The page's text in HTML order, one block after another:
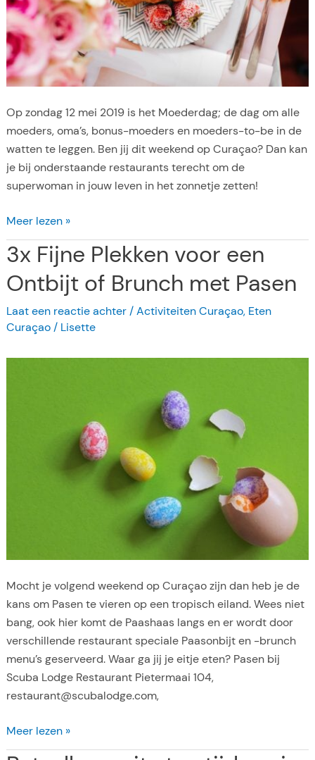
a
c
a
o
Op zondag 12 mei 2019 is het Moederdag; de dag om alle
moeders, oma’s, bonus-moeders en moeders-to-be in de
watten te leggen. Ben jij dit weekend op Curaçao? Dan kan
je bij onderstaande restaurants terecht om de
superwoman in jouw leven in het zonnetje zetten!
D
e
3
b
e
s
t
o
o
r
M
o
e
d
r
d
Meer lezen »
3x Fijne Plekken voor een
Ontbijt of Brunch met Pasen
Laat een reactie achter /Activiteiten Curaçao, Eten
Curaçao/ Lisette
Mocht je volgend weekend op Curaçao zijn dan heb je de
kans om Pasen te vieren op een tropisch eiland. Wees niet
bang, ook hier komt de Paashaas langs en er wordt door
verschillende restaurant speciale Paasonbijt en -brunch
menu’s geserveerd. Waar ga jij je eitje eten? Pasen bij
Scuba Lodge Restaurant Pietermaai 104,
restaurant@scubalodge.com,
3
x
Meer lezen »